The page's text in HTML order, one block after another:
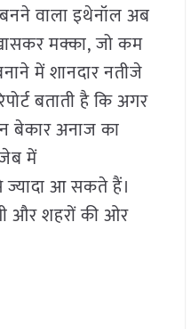
वाला इथेनॉल अब
मक्का, जो कम
में शानदार नतीजे
बताती है कि अगर
बेकार अनाज का
में
आ सकते हैं।
और शहरों की ओर